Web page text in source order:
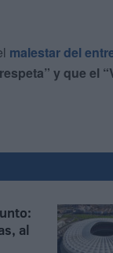
malestar del
y que el
al